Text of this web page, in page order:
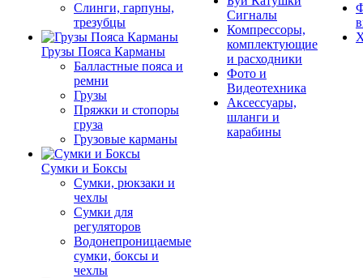
Слинги, гарпуны,
трезубцы
Грузы Пояса Карманы
Балластные пояса и
ремни
Грузы
Пряжки и стопоры
груза
Грузовые карманы
Сумки и Боксы
Сумки, рюкзаки и
чехлы
Сумки для
регуляторов
Водонепроницаемые
сумки, боксы и
чехлы
Сигналы
Компрессоры,
комплектующие
и расходники
Фото и
Видеотехника
Аксессуары,
шланги и
карабины